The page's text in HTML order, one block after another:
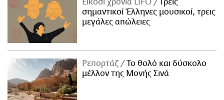
σημαντικοί Έλληνες μουσικοί, τρεις
μεγάλες απώλειες
Ρεπορτάζ
Το θολό και δύσκολο
μέλλον της Μονής Σινά